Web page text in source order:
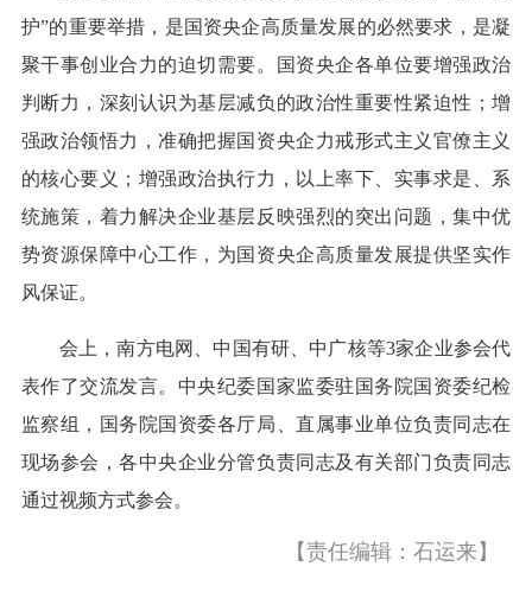
护”的重要举措，是国资央企高质量发展的必然要求，是凝
聚干事创业合力的迫切需要。国资央企各单位要增强政治
判断力，深刻认识为基层减负的政治性重要性紧迫性；增
强政治领悟力，准确把握国资央企力戒形式主义官僚主义
的核心要义；增强政治执行力，以上率下、实事求是、系
统施策，着力解决企业基层反映强烈的突出问题，集中优
势资源保障中心工作，为国资央企高质量发展提供坚实作
风保证。
会上，南方电网、中国有研、中广核等3家企业参会代
表作了交流发言。中央纪委国家监委驻国务院国资委纪检
监察组，国务院国资委各厅局、直属事业单位负责同志在
现场参会，各中央企业分管负责同志及有关部门负责同志
通过视频方式参会。
【责任编辑：石运来】